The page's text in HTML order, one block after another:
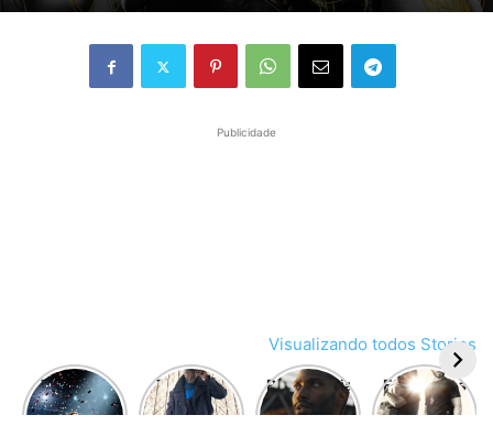
Publicidade
Visualizando todos Stories
The Boys
está de
7 filmes e
séries que
Resistência
– A
Entenda as
polêmicas